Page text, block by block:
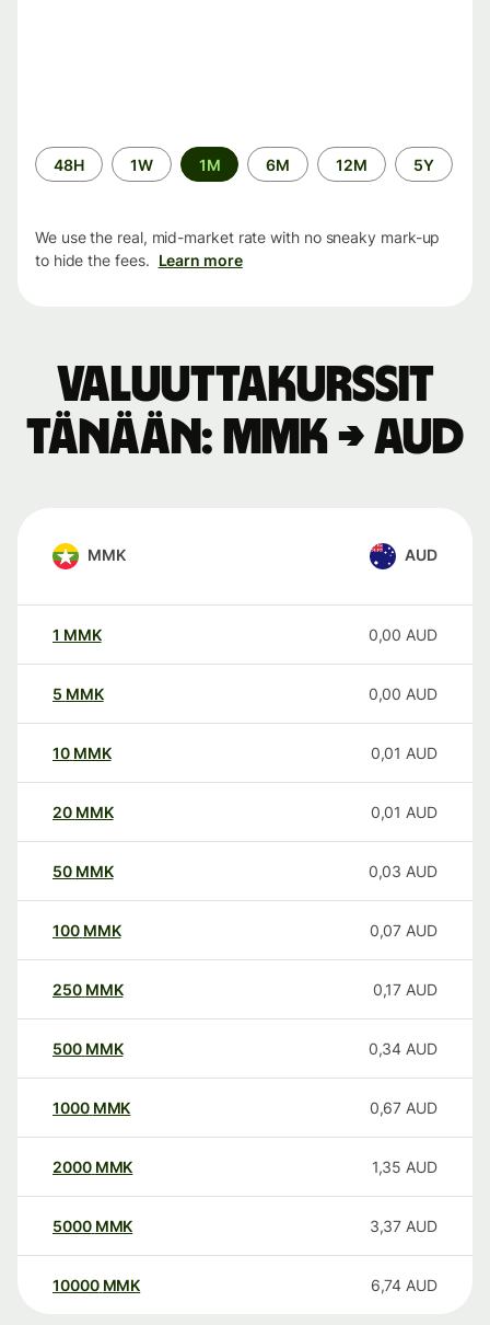
Time
period
48H 1W 1M 6M 12M 5Y
We use the real, mid-market rate with no sneaky mark-up
to hide the fees. Learn more
Valuuttakurssit
tänään: MMK → AUD
MMK AUD
1 MMK 0,00 AUD
5 MMK 0,00 AUD
10 MMK 0,01 AUD
20 MMK 0,01 AUD
50 MMK 0,03 AUD
100 MMK 0,07 AUD
250 MMK 0,17 AUD
500 MMK 0,34 AUD
1000 MMK 0,67 AUD
2000 MMK 1,35 AUD
5000 MMK 3,37 AUD
10000 MMK 6,74 AUD